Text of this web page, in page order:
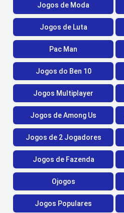
Jogos de Moda
Jogos de Luta
Pac Man
Jogos do Ben 10
Jogos Multiplayer
Jogos de Among Us
Jogos de 2 Jogadores
Jogos de Fazenda
Ojogos
Jogos Populares